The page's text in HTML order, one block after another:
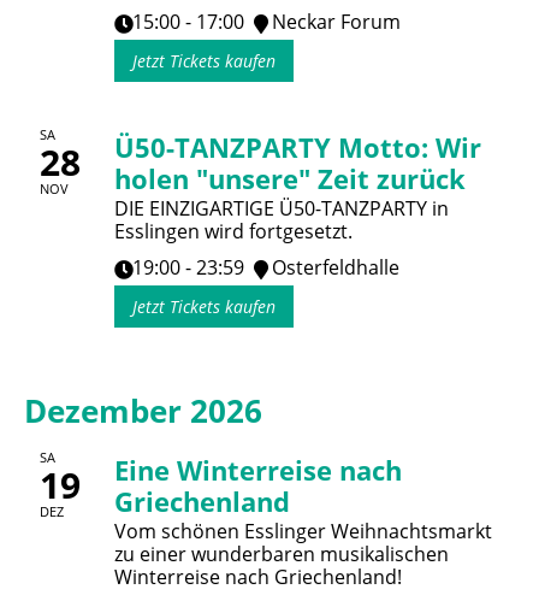
15:00 - 17:00
Neckar Forum
Jetzt Tickets kaufen
SA
28
NOV
Ü50-TANZPARTY Motto: Wir
holen "unsere" Zeit zurück
DIE EINZIGARTIGE Ü50-TANZPARTY in
Esslingen wird fortgesetzt.
19:00 - 23:59
Osterfeldhalle
Jetzt Tickets kaufen
Dezember 2026
SA
19
DEZ
Eine Winterreise nach
Griechenland
Vom schönen Esslinger Weihnachtsmarkt
zu einer wunderbaren musikalischen
Winterreise nach Griechenland!